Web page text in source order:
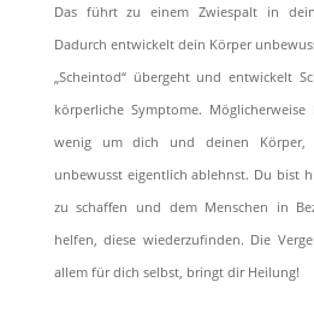
Das führt zu einem Zwiespalt in
Dadurch entwickelt dein Körper
„Scheintod“ übergeht und entwickelt
körperliche Symptome.
wenig um dich und deinen Körper,
unbewusst eigentlich ablehnst. Du bist
zu schaffen und dem Menschen in
helfen, diese wiederzuﬁnden. Die
allem für dich selbst, bringt dir Heilung!